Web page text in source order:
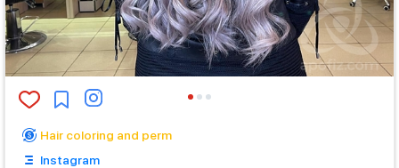
Hair coloring and perm
Instagram